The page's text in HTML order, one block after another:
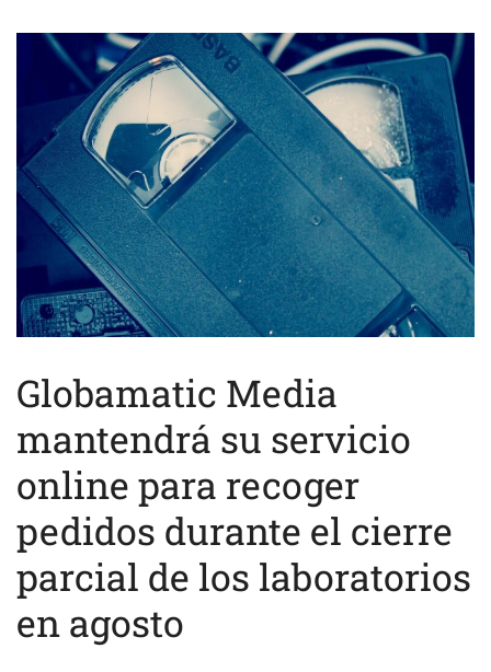
Globamatic Media
mantendrá su servicio
online para recoger
pedidos durante el cierre
parcial de los laboratorios
en agosto